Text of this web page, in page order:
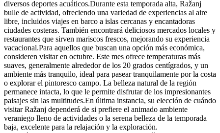
diversos deportes acuáticos.Durante esta temporada alta, Ražanj
bulle de actividad, ofreciendo una variedad de experiencias al aire
libre, incluidos viajes en barco a islas cercanas y encantadoras
ciudades costeras. También encontrará deliciosos mercados locales y
restaurantes que sirven mariscos frescos, mejorando su experiencia
vacacional.Para aquellos que buscan una opción más económica,
consideren visitar en octubre. Este mes ofrece temperaturas más
suaves, generalmente alrededor de los 20 grados centígrados, y un
ambiente más tranquilo, ideal para pasear tranquilamente por la costa
o explorar el pintoresco campo. La belleza natural de la región
permanece intacta, lo que le permite disfrutar de los impresionantes
paisajes sin las multitudes.En última instancia, su elección de cuándo
visitar Ražanj dependerá de si prefiere el animado ambiente
veraniego lleno de actividades o la serena belleza de la temporada
baja, excelente para la relajación y la exploración.